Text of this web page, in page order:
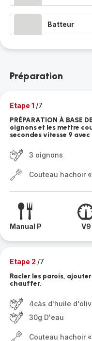
Batteur
Préparation
Etape 1 /7
PRÉPARATION À BASE
oignons et les mettre
secondes vitesse 9
3 oignons
Couteau hachoir
Manual P V9
Etape 2 /7
Racler les parois,
chauffer.
4càs d'huile
30g D'eau
Couteau hachoir